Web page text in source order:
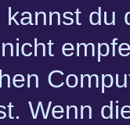
kannst du
Wenn